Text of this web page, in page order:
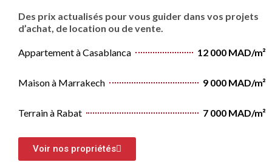
Des prix actualisés pour vous guider dans vos projets
d’achat, de location ou de vente.
Appartement à Casablanca 12 000 MAD/m²
Maison à Marrakech 9 000 MAD/m²
Terrain à Rabat 7 000 MAD/m²
Voir nos propriétés